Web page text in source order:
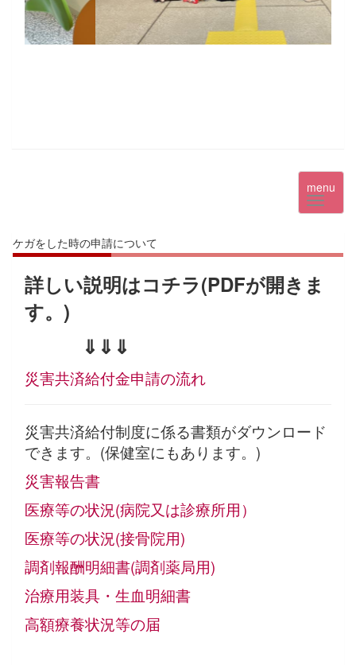
menu
ケガをした時の申請について
詳しい説明はコチラ(PDFが開きま
す。)
⇓⇓⇓
災害共済給付金申請の流れ
災害共済給付制度に係る書類がダウンロード
できます。(保健室にもあります。)
災害報告書
医療等の状況(病院又は診療所用）
医療等の状況(接骨院用)
調剤報酬明細書(調剤薬局用)
治療用装具・生血明細書
高額療養状況等の届